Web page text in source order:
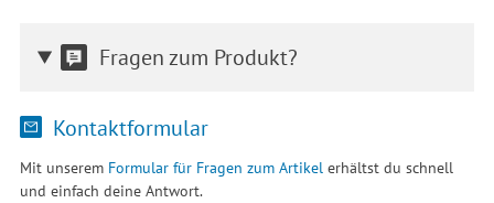
Fragen zum Produkt?
Kontaktformular
Mit unserem Formular für Fragen zum Artikelerhältst du schnell
und einfach deine Antwort.